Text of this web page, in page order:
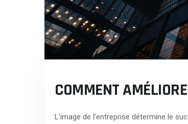
COMMENT
L’image de l’entreprise détermine le